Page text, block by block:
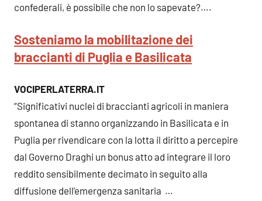
confederali, è possibile che non lo sapevate?….
Sosteniamo la mobilitazione dei
braccianti di Puglia e Basilicata
VOCIPERLATERRA.IT
“Significativi nuclei di braccianti agricoli in maniera
spontanea di stanno organizzando in Basilicata e in
Puglia per rivendicare con la lotta il diritto a percepire
dal Governo Draghi un bonus atto ad integrare il loro
reddito sensibilmente decimato in seguito alla
diffusione dell’emergenza sanitaria …